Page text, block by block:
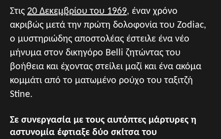
Στις 20 Δεκεμβρίου του 1969, έναν χρόνο
ακριβώς μετά την πρώτη δολοφονία του Zodiac,
ο μυστηριώδης αποστολέας έστειλε ένα νέο
μήνυμα στον δικηγόρο Belli ζητώντας του
βοήθεια και έχοντας στείλει μαζί και ένα ακόμα
κομμάτι από το ματωμένο ρούχο του ταξιτζή
Stine.
Σε συνεργασία με τους αυτόπτες μάρτυρες η
αστυνομία έφτιαξε δύο σκίτσα του